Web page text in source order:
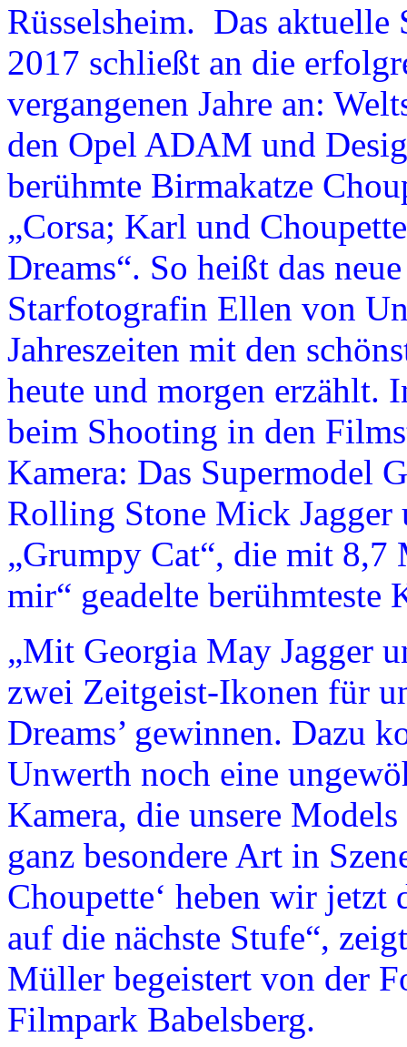
Rüsselsheim. Das
2017 schließt an die
vergangenen Jahre an:
den Opel ADAM und
berühmte Birmakatze
„Corsa; Karl und
Dreams“. So heißt das
Starfotografin Ellen von
Jahreszeiten mit den
heute und morgen erzählt.
beim Shooting in den
Kamera: Das Supermodel
Rolling Stone Mick Jagger
„Grumpy Cat“, die mit
mir“ geadelte berühmteste
„Mit Georgia May Jagger
zwei Zeitgeist-Ikonen für
Dreams’ gewinnen. Dazu
Unwerth noch eine
Kamera, die unsere
ganz besondere Art in
Choupette‘ heben wir
auf die nächste Stufe“,
Müller begeistert von der
Filmpark Babelsberg.